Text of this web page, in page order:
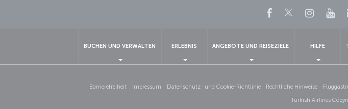
Facebook
Twitter
BUCHEN UND VERWALTEN ERLEBNIS ANGEBOTE UND REISEZIELE HILFE
Barrierefreiheit Impressum Datenschutz- und Cookie-Richtlinie Rechtliche Hinweise
Turkish Airlines